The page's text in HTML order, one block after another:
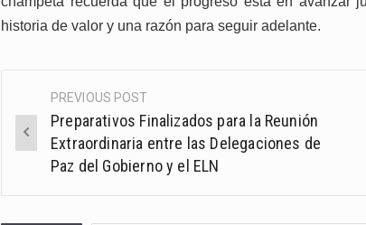
historia de valor y una razón para seguir adelante.
Post
navigation
PREVIOUS POST
Preparativos Finalizados para la Reunión
Extraordinaria entre las Delegaciones de
Paz del Gobierno y el ELN